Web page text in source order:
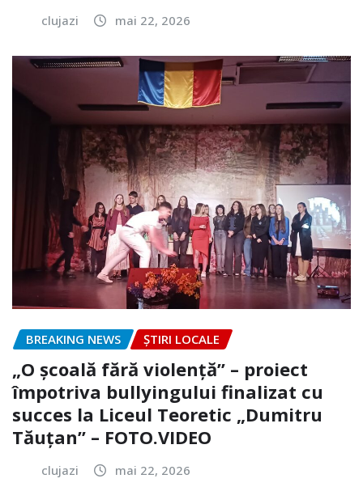
clujazi mai 22, 2026
BREAKING NEWS ȘTIRI LOCALE
„O școală fără violență” – proiect
împotriva bullyingului finalizat cu
succes la Liceul Teoretic „Dumitru
Tăuțan” – FOTO.VIDEO
clujazi mai 22, 2026